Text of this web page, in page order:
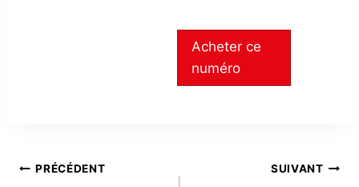
Acheter ce
numéro
NAVIGATION
PRÉCÉDENT SUIVANT